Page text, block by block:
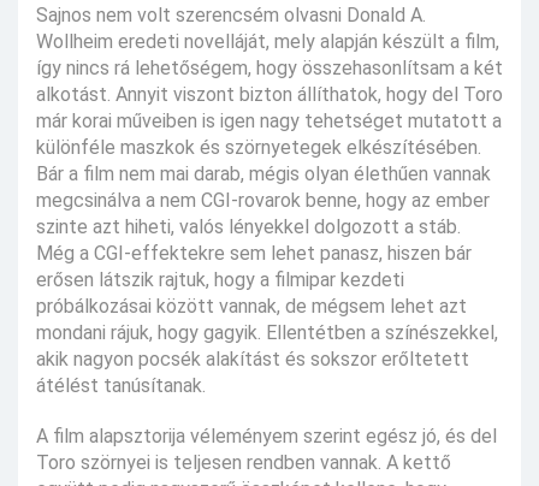
Sajnos nem volt szerencsém olvasni Donald A.
Wollheim eredeti novelláját, mely alapján készült a film,
így nincs rá lehetőségem, hogy összehasonlítsam a két
alkotást. Annyit viszont bizton állíthatok, hogy del Toro
már korai műveiben is igen nagy tehetséget mutatott a
különféle maszkok és szörnyetegek elkészítésében.
Bár a film nem mai darab, mégis olyan élethűen vannak
megcsinálva a nem CGI-rovarok benne, hogy az ember
szinte azt hiheti, valós lényekkel dolgozott a stáb.
Még a CGI-effektekre sem lehet panasz, hiszen bár
erősen látszik rajtuk, hogy a filmipar kezdeti
próbálkozásai között vannak, de mégsem lehet azt
mondani rájuk, hogy gagyik. Ellentétben a színészekkel,
akik nagyon pocsék alakítást és sokszor erőltetett
átélést tanúsítanak.
A film alapsztorija véleményem szerint egész jó, és del
Toro szörnyei is teljesen rendben vannak. A kettő